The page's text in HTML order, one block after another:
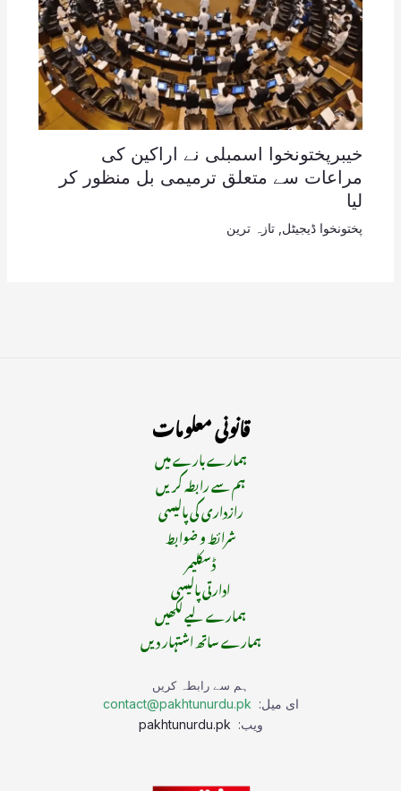
خیبرپختونخوا اسمبلی نے اراکین کی
مراعات سے متعلق ترمیمی بل منظور کر
لیا
پختونخوا ڈیجیٹل تازہ ترین
قانونی معلومات
ہمارے بارے میں
ہم سے رابطہ کریں
رازداری کی پالیسی
شرائط و ضوابط
ڈسکلیمر
ادارتی پالیسی
ہمارے لیے لکھیں
ہمارے ساتھ اشتہار دیں
ہم سے رابطہ کریں
ای میل: contact@pakhtunurdu.pk
ویب: